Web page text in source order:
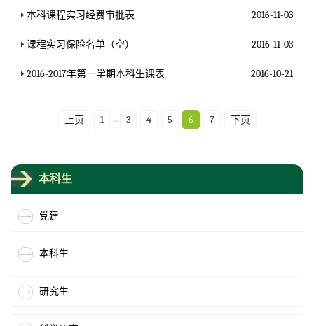
本科课程实习经费审批表 2016-11-03
课程实习保险名单（空） 2016-11-03
2016-2017年第一学期本科生课表 2016-10-21
上页 1 ... 3 4 5 6 7 下页
本科生
党建
本科生
研究生